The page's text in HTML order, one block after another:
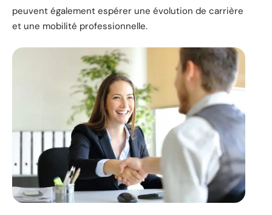
peuvent également espérer une évolution de carrière
et une mobilité professionnelle.